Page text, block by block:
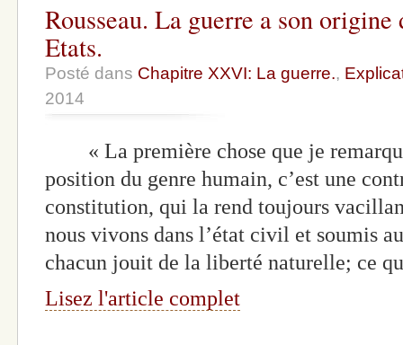
Rousseau. La guerre a son
Etats.
Posté dans Chapitre XXVI: La guerre.,
2014
« La première chose que je
position du genre humain, c’est une
constitution, qui la rend toujours
nous vivons dans l’état civil et soumis
chacun jouit de la liberté naturelle; ce
Lisez l'article complet